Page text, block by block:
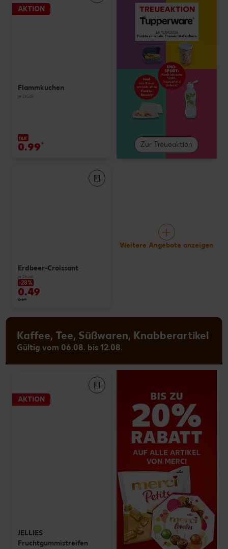
Zur Treueaktion
AKTION
Flammkuchen
je Stück
nur
0.99*
Erdbeer-Croissant
je Stück
-28%
0.49
0.69
Weitere Angebote anzeigen
Kaffee, Tee, Süßwaren, Knabberartikel
Gültig vom 06.08. bis 12.08.
AKTION
JELLIES
Fruchtgummistreifen